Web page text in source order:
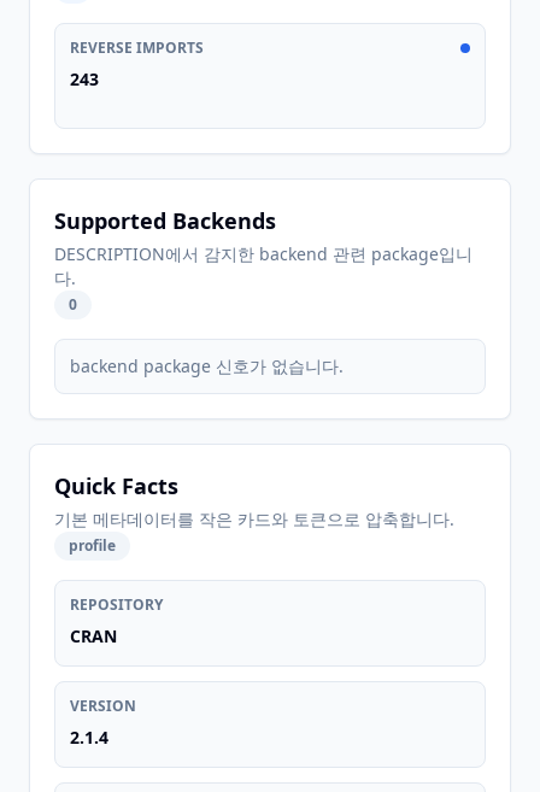
REVERSE IMPORTS
243
Supported Backends
DESCRIPTION에서 감지한 backend 관련 package입니
다.
0
backend package 신호가 없습니다.
Quick Facts
기본 메타데이터를 작은 카드와 토큰으로 압축합니다.
profile
REPOSITORY
CRAN
VERSION
2.1.4